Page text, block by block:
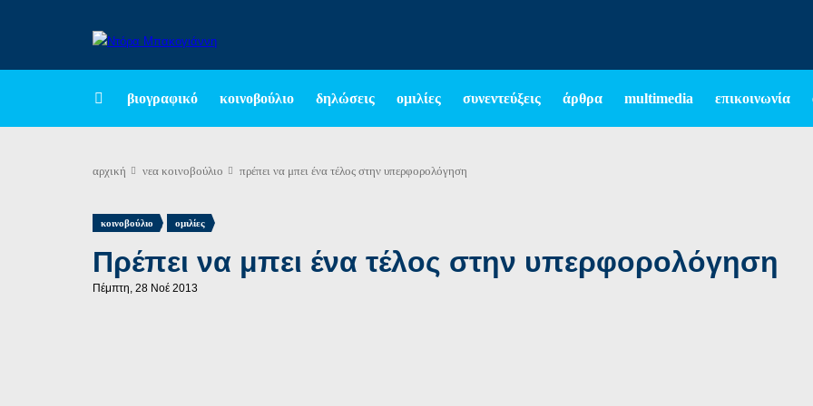
βιογραφικό κοινοβούλιο δηλώσεις ομιλίες συνεντεύξεις άρθρα multimedia επικοινωνία
αρχική νεα κοινοβούλιο πρέπει να μπει ένα τέλος στην υπερφορολόγηση
κοινοβούλιο , ομιλίες
Πρέπει να μπει ένα τέλος στην υπερφορολόγηση
Πέμπτη, 28 Νοέ 2013